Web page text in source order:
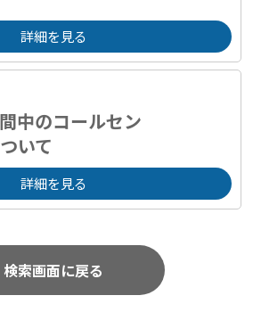
詳細を見る
中のコールセン
いて
詳細を見る
検索画面に戻る